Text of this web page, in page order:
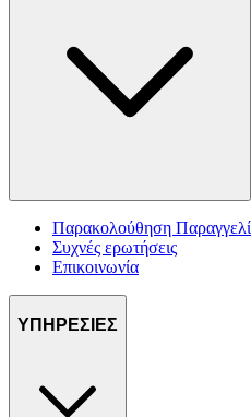
Παρακολούθηση
Συχνές ερωτήσεις
Επικοινωνία
ΥΠΗΡΕΣΙΕΣ